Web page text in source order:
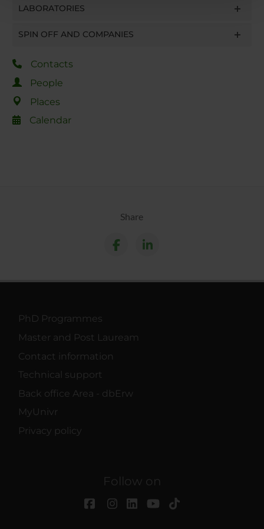
con altre informazioni che hai fornito loro o che hanno
LABORATORIES
SPIN OFF AND COMPANIES
Contacts
People
Places
Calendar
Share
PhD Programmes
Master and Post Lauream
Contact information
Technical support
Back office Area - dbErw
MyUnivr
Privacy policy
Follow on